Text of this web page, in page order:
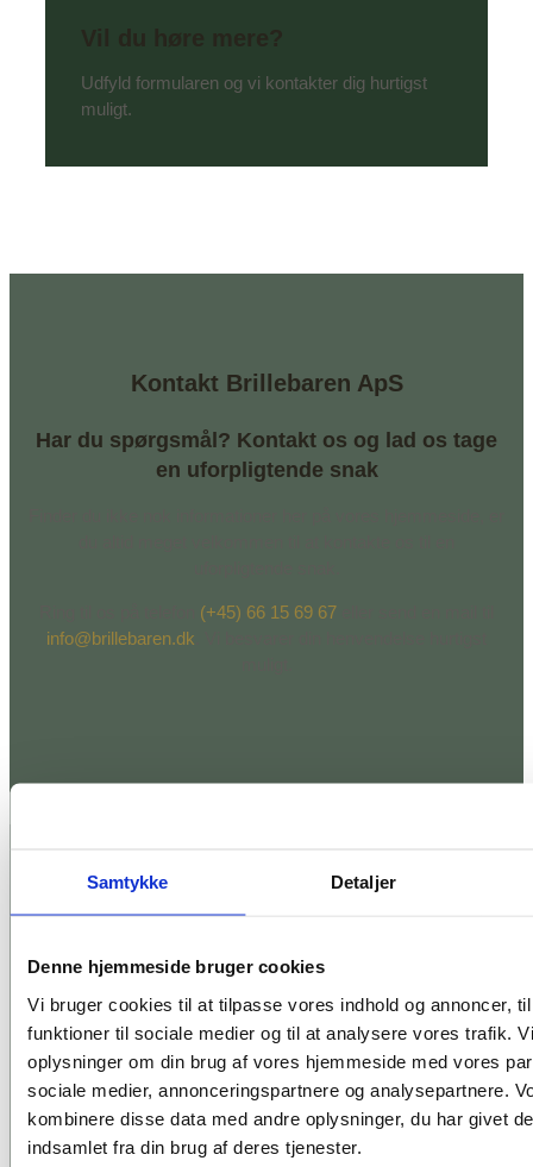
Samtykke Detaljer
Denne hjemmeside bruger cookies
Vi bruger cookies til at tilpasse vores indhold og annoncer,
funktioner til sociale medier og til at analysere vores trafik.
oplysninger om din brug af vores hjemmeside med vores
sociale medier, annonceringspartnere og analysepartnere.
kombinere disse data med andre oplysninger, du har givet
indsamlet fra din brug af deres tjenester.
Udfyld formularen og vi kontakter dig hurtigst
muligt.
Kontakt Brillebaren ApS
Har du spørgsmål? Kontakt os og lad os tage
en uforpligtende snak
(+45) 66 15 69 67
info@brillebaren.dk
Brillebaren er en selvstændig optiker i Odense og Assens,
og vi vælger selv vores leverandører af brillestel, brilleglas,
kontaktlinser med videre. Det betyder, at vi kan
sammensætte de produkter, som passer både til din
personlige stil og dine individuelle synsbehov. Vi sætter en
ære i at gøre en synlig og mærkbar forskel for vores
kunder, derfor tager vi os tid til dig, så du få det, som du
har brug for.